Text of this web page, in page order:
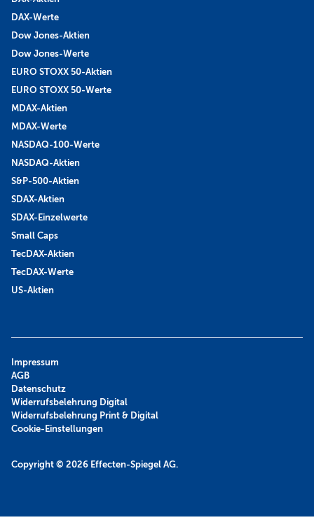
DAX-Werte
Dow Jones-Aktien
Dow Jones-Werte
EURO STOXX 50-Aktien
EURO STOXX 50-Werte
MDAX-Aktien
MDAX-Werte
NASDAQ-100-Werte
NASDAQ-Aktien
S&P-500-Aktien
SDAX-Aktien
SDAX-Einzelwerte
Small Caps
TecDAX-Aktien
TecDAX-Werte
US-Aktien
Copyright © 2026 Effecten-Spiegel AG.
Impressum
AGB
Datenschutz
Widerrufsbelehrung Digital
Widerrufsbelehrung Print & Digital
Cookie-Einstellungen